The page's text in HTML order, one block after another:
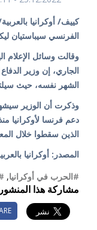
كييف/ أوكرانيا
الفرنسي سيباستيان
الشهر نفسه، حيث
وذكرت أن الوزير
دعم فرنسا لأوكرانيا
الذين سقطوا خلال
المصدر: أوكرانيا
#الحرب في أوكرانيا,
مشاركة هذا